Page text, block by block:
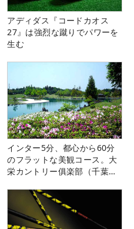
アディダス『コードカオス
27』は強烈な蹴りでパワーを
生む
インター5分、都心から60分
のフラットな美観コース。大
栄カントリー俱楽部（千葉